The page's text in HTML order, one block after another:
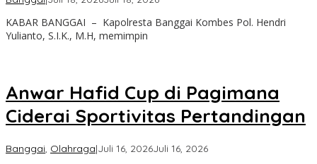
Kabar
KABAR BANGGAI – Kapolresta Banggai Kombes Pol. Hendri
Yulianto, S.I.K., M.H, memimpin
Anwar Hafid Cup di Pagimana
Ciderai Sportivitas Pertandingan
Banggai, Olahraga|Juli 16, 2026Juli 16, 2026oleh